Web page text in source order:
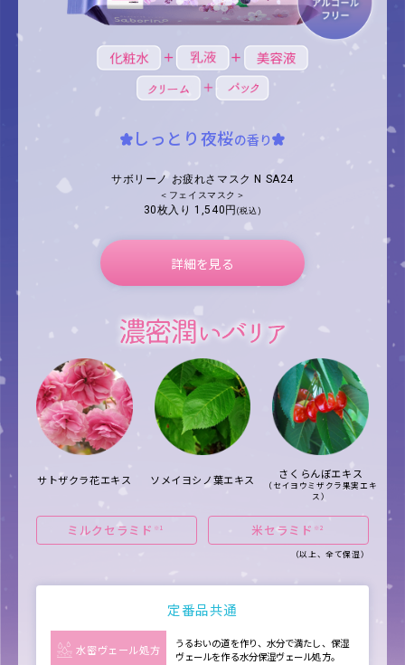
しっとり夜桜の香り
サボリーノ お疲れさマスク N SA24
＜フェイスマスク＞
30枚入り 1,540円 (税込)
詳細を見る
サトザクラ花エキス ソメイヨシノ葉エキス さくらんぼエキス
（セイヨウミザクラ果実エキ
ス）
ミルクセラミド ※1 米セラミド ※2
（以上、全て保湿）
定番品共通
水密ヴェール処方
うるおいの道を作り、水分で満たし、保湿
ヴェールを作る水分保湿ヴェール処方。